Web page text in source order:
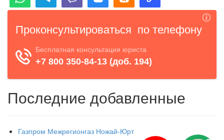
Последние добавленные
Газпром Межрегионгаз Ножай-Юрт